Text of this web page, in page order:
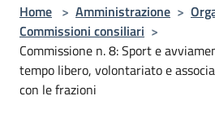
Home > Amministrazione >
Commissioni consiliari >
Commissione n. 8: Sport e
tempo libero, volontariato e
con le frazioni